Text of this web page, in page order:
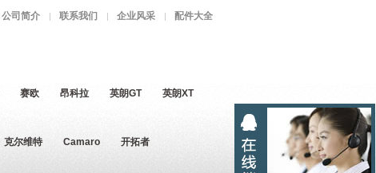
公司简介 联系我们 企业风采 配件大全
赛欧 昂科拉 英朗GT
英朗XT
克尔维特 Camaro
开拓者